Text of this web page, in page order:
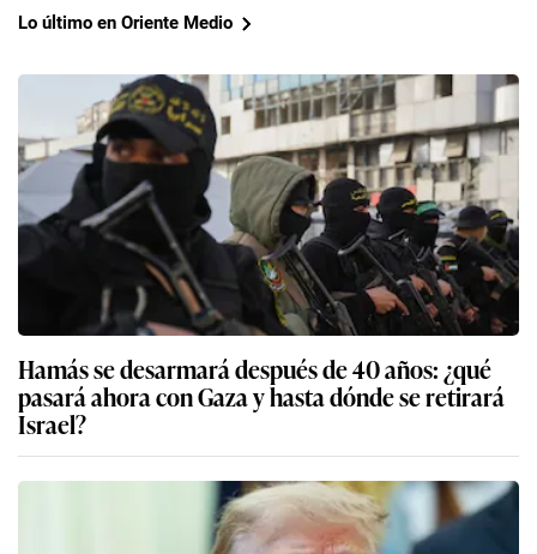
Lo último en Oriente Medio
Hamás se desarmará después de 40 años: ¿qué
pasará ahora con Gaza y hasta dónde se retirará
Israel?